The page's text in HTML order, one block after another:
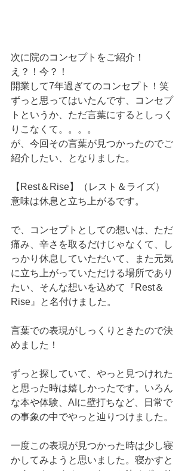
次に院のコンセプトをご紹介！
え？！今？！
開業して7年過ぎてのコンセプト！笑
ずっと思ってはいたんです、コンセプ
トというか、ただ言葉にするとしっく
りこなくて。。。。
が、今回その言葉が見つかったのでご
紹介したい、となりました。
【Rest＆Rise】（レスト＆ライズ）
意味は休息と立ち上がるです。
で、コンセプトとしての想いは、ただ
痛み、辛さを取るだけじゃなくて、し
っかり休息していただいて、また元気
に立ち上がっていただける場所であり
たい、そんな想いを込めて『Rest＆
Rise』と名付けました。
言葉での表現がしっくりときたので決
めました！
ずっと探していて、やっと見つけれた
と思った時は嬉しかったです。いろん
な本や体験、AIに壁打ちなど、日常で
の事象の中でやっと辿りつけました。
一度この表現が見つかった時は少し寝
かしてみようと思いました。寝かすと